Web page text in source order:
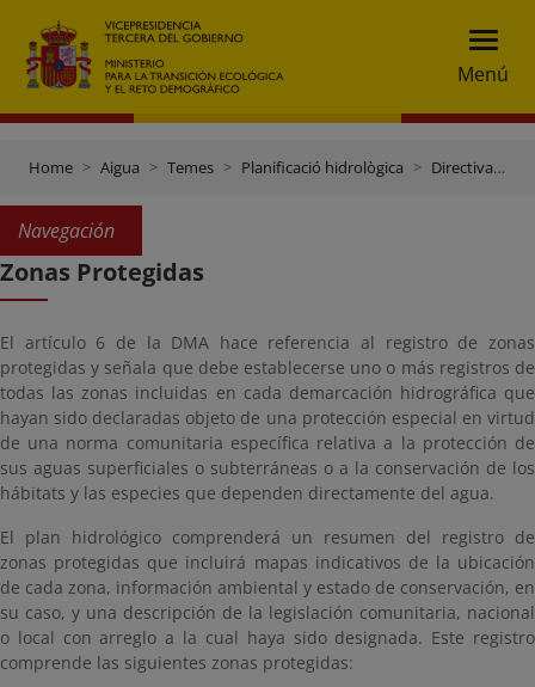
Menú
Home Aigua Temes Planificació hidrològica Directiva Marc de l'Aigua
Navegación
Zonas Protegidas
El artículo 6 de la DMA hace referencia al registro de zonas
protegidas y señala que debe establecerse uno o más registros de
todas las zonas incluidas en cada demarcación hidrográfica que
hayan sido declaradas objeto de una protección especial en virtud
de una norma comunitaria específica relativa a la protección de
sus aguas superficiales o subterráneas o a la conservación de los
hábitats y las especies que dependen directamente del agua.
El plan hidrológico comprenderá un resumen del registro de
zonas protegidas que incluirá mapas indicativos de la ubicación
de cada zona, información ambiental y estado de conservación, en
su caso, y una descripción de la legislación comunitaria, nacional
o local con arreglo a la cual haya sido designada. Este registro
comprende las siguientes zonas protegidas: